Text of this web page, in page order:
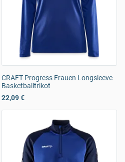
CRAFT Progress Frauen Longsleeve
Basketballtrikot
22,09 €